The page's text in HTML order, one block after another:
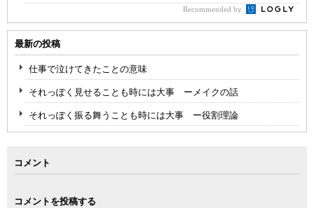
Recommended by
最新の投稿
仕事で泣けてきたことの意味
それっぽく見せることも時には大事 ーメイクの話
それっぽく振る舞うことも時には大事 ー役割理論
コメント
コメントを投稿する